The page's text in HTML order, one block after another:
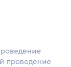
проведение